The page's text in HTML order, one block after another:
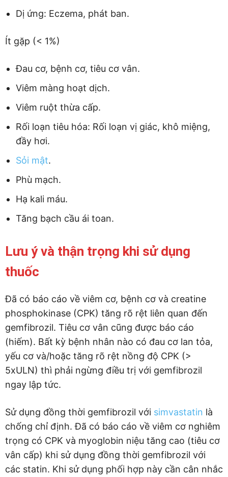
Dị ứng: Eczema, phát ban.
Ít gặp (< 1%)
Đau cơ, bệnh cơ, tiêu cơ vân.
Viêm màng hoạt dịch.
Viêm ruột thừa cấp.
Rối loạn tiêu hóa: Rối loạn vị giác, khô miệng,
đầy hơi.
Sỏi mật.
Phù mạch.
Hạ kali máu.
Tăng bạch cầu ái toan.
Lưu ý và thận trọng khi sử dụng
thuốc
Đã có báo cáo về viêm cơ, bệnh cơ và creatine
phosphokinase (CPK) tăng rõ rệt liên quan đến
gemfibrozil. Tiêu cơ vân cũng được báo cáo
(hiếm). Bất kỳ bệnh nhân nào có đau cơ lan tỏa,
yếu cơ và/hoặc tăng rõ rệt nồng độ CPK (>
5xULN) thì phải ngừng điều trị với gemfibrozil
ngay lập tức.
Sử dụng đồng thời gemfibrozil với simvastatin là
chống chỉ định. Đã có báo cáo về viêm cơ nghiêm
trọng có CPK và myoglobin niệu tăng cao (tiêu cơ
vân cấp) khi sử dụng đồng thời gemfibrozil với
các statin. Khi sử dụng phối hợp này cần cân nhắc